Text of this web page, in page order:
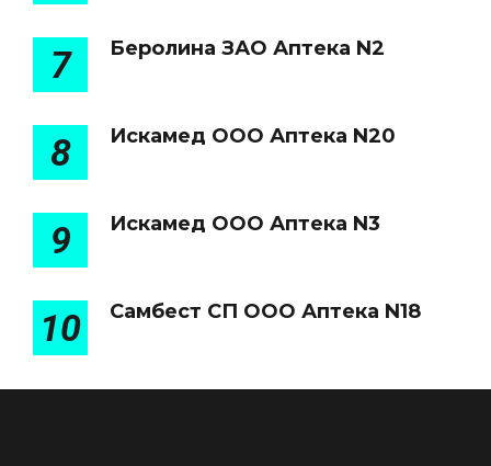
7 Беролина ЗАО Аптека N2
8 Искамед ООО Аптека N20
9 Искамед ООО Аптека N3
10 Самбест СП ООО Аптека N18